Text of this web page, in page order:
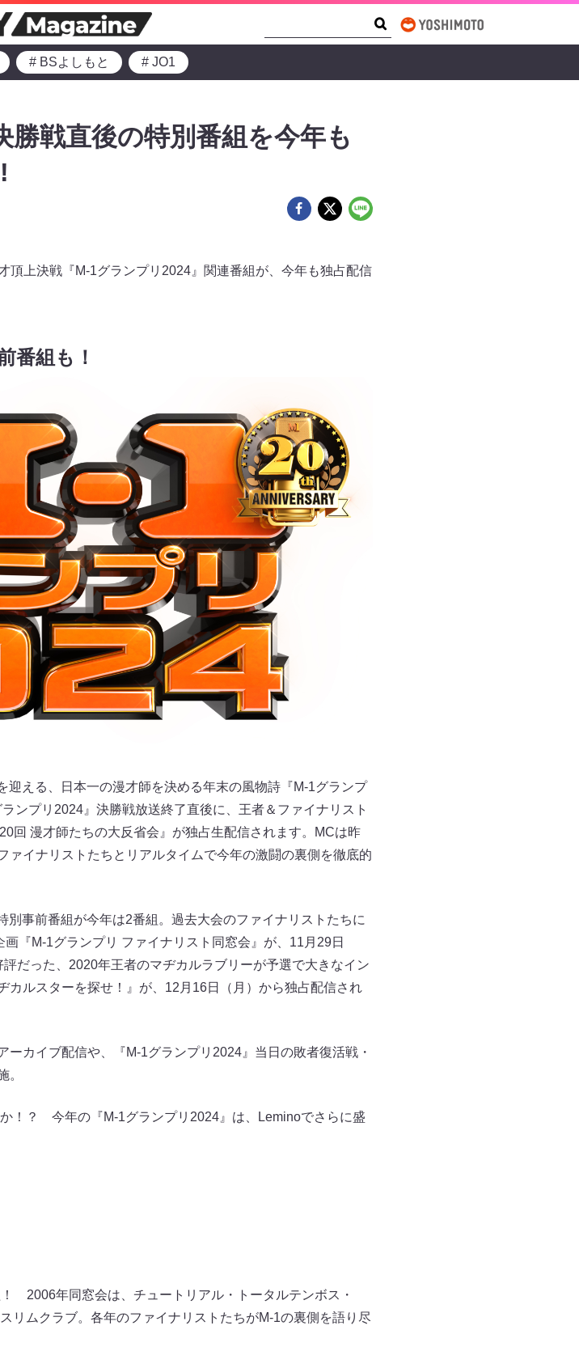
# BSよしもと # JO1
勝戦直後の特別番組を今年も
上決戦『M-1グランプリ2024』関連番組が、今年も独占配信
番組も！
える、日本一の漫才師を決める年末の風物詩『M-1グランプ
ンプリ2024』決勝戦放送終了直後に、王者＆ファイナリスト
回 漫才師たちの大反省会』が独占生配信されます。MCは昨
イナリストたちとリアルタイムで今年の激闘の裏側を徹底的
事前番組が今年は2番組。過去大会のファイナリストたちに
『M-1グランプリ ファイナリスト同窓会』が、11月29日
だった、2020年王者のマヂカルラブリーが予選で大きなイン
ルスターを探せ！』が、12月16日（月）から独占配信され
カイブ配信や、『M-1グランプリ2024』当日の敗者復活戦・
。
！？ 今年の『M-1グランプリ2024』は、Leminoでさらに盛
2006年同窓会は、チュートリアル・トータルテンボス・
リムクラブ。各年のファイナリストたちがM-1の裏側を語り尽